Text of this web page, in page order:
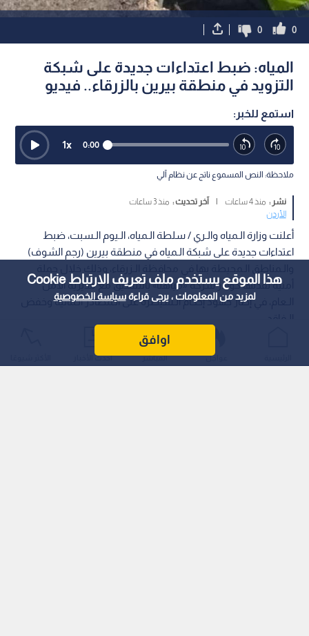
هذا الموقع يستخدم ملف تعريف الارتباط Cookie
لمزيد من المعلومات ، يرجى قراءةسياسة الخصوصية
اوافق
0
0
المياه: ضبط اعتداءات جديدة على شبكة
التزويد في منطقة بيرين بالزرقاء.. فيديو
استمع للخبر:
0:00
1x
ملاحظة: النص المسموع ناتج عن نظام آلي
نشر : منذ 4 ساعات | آخر تحديث : منذ 3 ساعات
الأردن
أعلنت وزارة الـمياه والـري / سلطة الـمياه، الـيوم الـسبت، ضبط
اعتداءات جديدة على شبكة الـمياه في منطقة بيرين (رجم الشوف)
أمنية نفذتها كوادر شركة «مياهنا» بالتنسيق مع مديرية الأمن
الـعام، في إطار جهود إحكام الـسيطرة على الـمصادر الـمائية وخفض
عواجل المباشر أحدث الأخبار